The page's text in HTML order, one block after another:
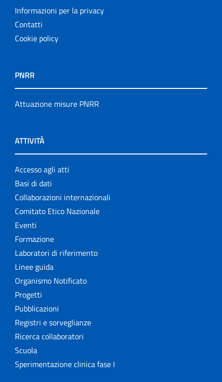
Informazioni per la privacy
Contatti
Cookie policy
PNRR
Attuazione misure PNRR
ATTIVITÀ
Accesso agli atti
Basi di dati
Collaborazioni internazionali
Comitato Etico Nazionale
Eventi
Formazione
Laboratori di riferimento
Linee guida
Organismo Notificato
Progetti
Pubblicazioni
Registri e sorveglianze
Ricerca collaboratori
Scuola
Sperimentazione clinica fase I